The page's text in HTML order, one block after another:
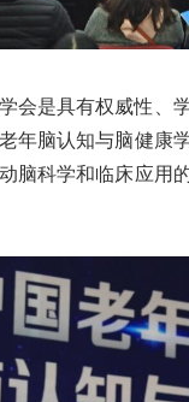
会是具有权威性、
年脑认知与脑健康
脑科学和临床应用